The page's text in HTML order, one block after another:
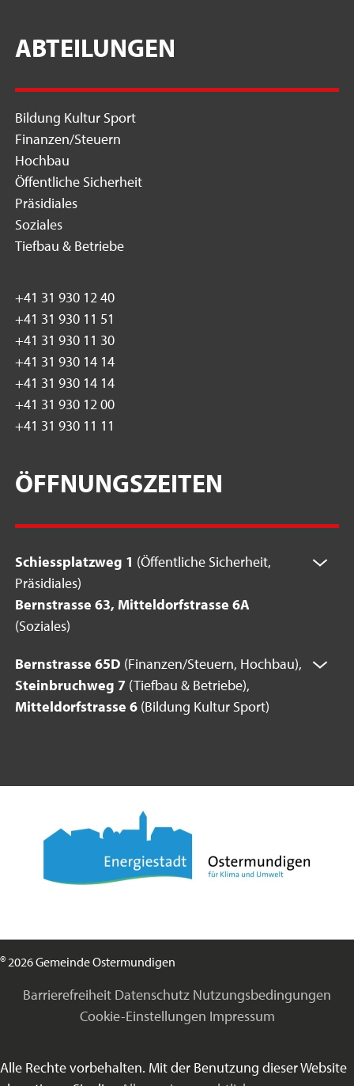
ABTEILUNGEN
Bildung Kultur Sport
Finanzen/Steuern
Hochbau
Öffentliche Sicherheit
Präsidiales
Soziales
Tiefbau & Betriebe
+41 31 930 12 40
+41 31 930 11 51
+41 31 930 11 30
+41 31 930 14 14
+41 31 930 14 14
+41 31 930 12 00
+41 31 930 11 11
ÖFFNUNGSZEITEN
Schiessplatzweg 1 (Öffentliche Sicherheit,
Präsidiales)
Bernstrasse 63, Mitteldorfstrasse 6A
(Soziales)
Bernstrasse 65D (Finanzen/Steuern, Hochbau),
Steinbruchweg 7 (Tiefbau & Betriebe),
Mitteldorfstrasse 6 (Bildung Kultur Sport)
© 2026 Gemeinde Ostermundigen
Barrierefreiheit Datenschutz Nutzungsbedingungen
Cookie-Einstellungen Impressum
Alle Rechte vorbehalten. Mit der Benutzung dieser Website